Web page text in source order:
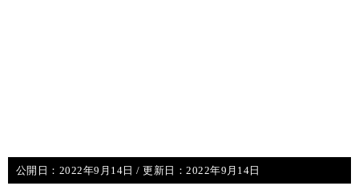
公開日： 2022年9月14日 / 更新日：2022年9月14日